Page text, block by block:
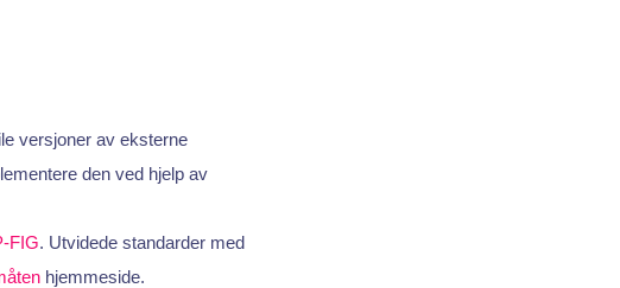
versjoner av eksterne
den ved hjelp av
FIG. Utvidede standarder med
hjemmeside.